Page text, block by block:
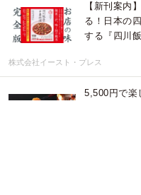
【新刊案内
る！日本の
する『四川
株式会社イースト・プレス
5,500円で楽